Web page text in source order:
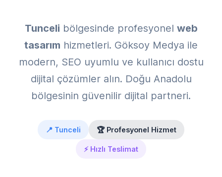
Tunceli bölgesinde profesyonel web
tasarım hizmetleri. Göksoy Medya ile
modern, SEO uyumlu ve kullanıcı dostu
dijital çözümler alın. Doğu Anadolu
bölgesinin güvenilir dijital partneri.
📍 Tunceli 🏆 Profesyonel Hizmet
⚡ Hızlı Teslimat